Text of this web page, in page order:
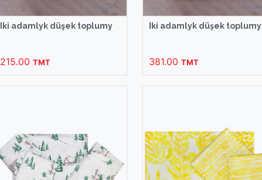
Iki adamlyk düşek toplumy
215.00TMT
Iki adamlyk düşek toplumy
381.00TMT